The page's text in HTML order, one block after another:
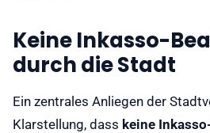
Keine Inkasso-
durch die Stadt
Ein zentrales Anliegen der
Klarstellung, dass keine